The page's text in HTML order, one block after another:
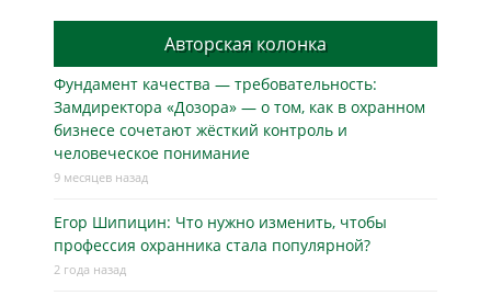
Авторская колонка
Фундамент качества — требовательность:
Замдиректора «Дозора» — о том, как в охранном
бизнесe сочетают жёсткий контроль и
человеческое понимание
9 месяцев назад
Егор Шипицин: Что нужно изменить, чтобы
профессия охранника стала популярной?
2 года назад